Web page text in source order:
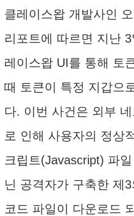
클레이스왑 개발사인
리포트에 따르면 지난
레이스왑 UI를 통해 토
때 토큰이 특정 지갑으
다. 이번 사건은 외부
로 인해 사용자의 정상
크립트(Javascript) 파
닌 공격자가 구축한 제
코드 파일이 다운로드